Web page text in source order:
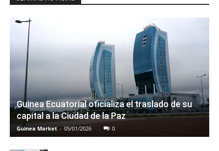
Guinea Ecuatorial oficializa el traslado de su
capital a la Ciudad de la Paz
Guinea Market - 05/01/2026 0